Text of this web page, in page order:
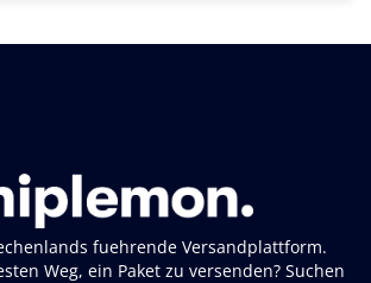
fuehrende Versandplattform.
Weg, ein Paket zu versenden? Suchen